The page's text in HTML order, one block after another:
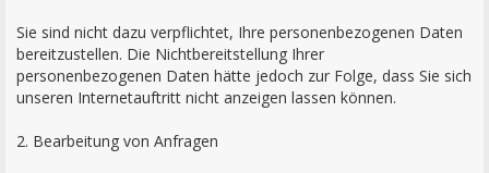
Sie sind nicht dazu verpflichtet, Ihre personenbezogenen Daten
bereitzustellen. Die Nichtbereitstellung Ihrer
personenbezogenen Daten hätte jedoch zur Folge, dass Sie sich
unseren Internetauftritt nicht anzeigen lassen können.
2. Bearbeitung von Anfragen